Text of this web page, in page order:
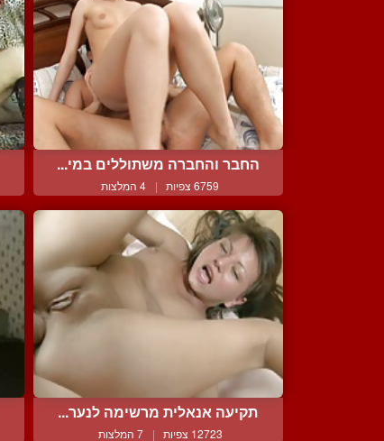
החבר והחברה משתוללים במי...
6759 צפיות | 4 המלצות
תקיעה אנאלית מרשימה לנער...
12723 צפיות | 7 המלצות